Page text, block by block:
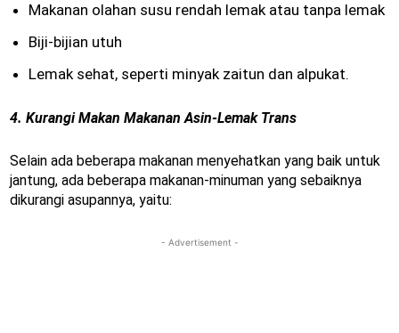
Makanan olahan susu rendah lemak atau tanpa lemak
Biji-bijian utuh
Lemak sehat, seperti minyak zaitun dan alpukat.
4. Kurangi Makan Makanan Asin-Lemak Trans
Selain ada beberapa makanan menyehatkan yang baik untuk
jantung, ada beberapa makanan-minuman yang sebaiknya
dikurangi asupannya, yaitu:
- Advertisement -